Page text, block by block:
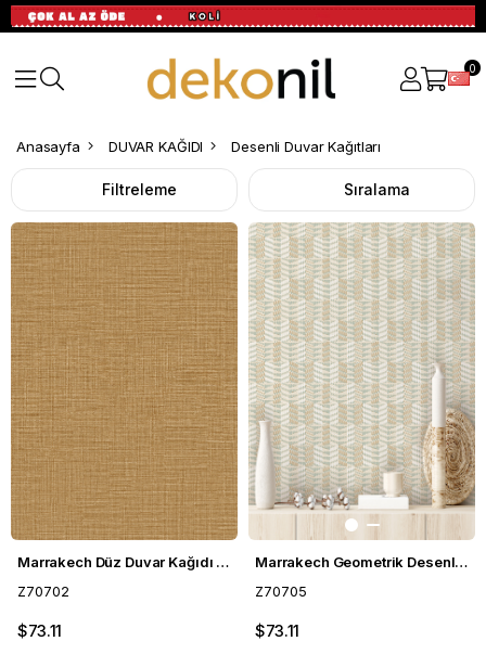
0
Anasayfa DUVAR KAĞIDI Desenli Duvar Kağıtları
Filtreleme Sıralama
Marrakech Düz Duvar Kağıdı Z70702
Z70702
$73.11
Marrakech Geometrik Desenli Duvar Kağıdı Z70705
Z70705
$73.11
Desenli
Duvar
Kağıtları